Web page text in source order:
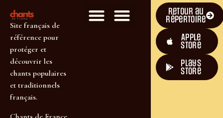
Site français de
référence pour
protéger et
découvrir les
chants populaires
et traditionnels
français.
Retour au
répertoire
Apple
Store
plays
store